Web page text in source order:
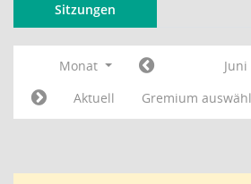
Sitzungen
Monat Juni
Aktuell
Gremium